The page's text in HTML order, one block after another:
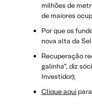
milhões de
de maiores
Por que os
nova alta da
Recuperação
galinha”, diz
Investidor);
Clique aqui